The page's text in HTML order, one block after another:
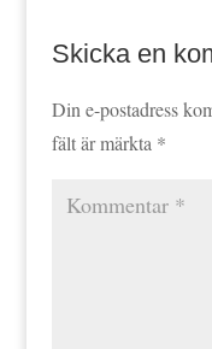
Skicka en
Din e-postadress
fält är märkta *